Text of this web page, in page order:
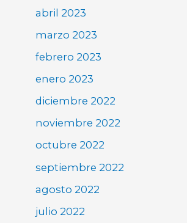
abril 2023
marzo 2023
febrero 2023
enero 2023
diciembre 2022
noviembre 2022
octubre 2022
septiembre 2022
agosto 2022
julio 2022